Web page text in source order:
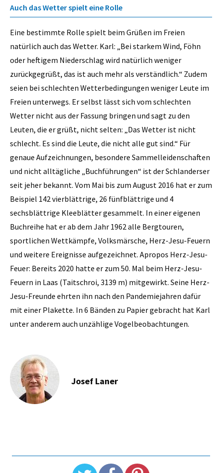
Auch das Wetter spielt eine Rolle
Eine bestimmte Rolle spielt beim Grüßen im Freien
natürlich auch das Wetter. Karl: „Bei starkem Wind, Föhn
oder heftigem Niederschlag wird natürlich weniger
zurückgegrüßt, das ist auch mehr als verständlich.“ Zudem
seien bei schlechten Wetterbedingungen weniger Leute im
Freien unterwegs. Er selbst lässt sich vom schlechten
Wetter nicht aus der Fassung bringen und sagt zu den
Leuten, die er grüßt, nicht selten: „Das Wetter ist nicht
schlecht. Es sind die Leute, die nicht alle gut sind.“ Für
genaue Aufzeichnungen, besondere Sammelleidenschaften
und nicht alltägliche „Buchführungen“ ist der Schlanderser
seit jeher bekannt. Vom Mai bis zum August 2016 hat er zum
Beispiel 142 vierblättrige, 26 fünfblättrige und 4
sechsblättrige Kleeblätter gesammelt. In einer eigenen
Buchreihe hat er ab dem Jahr 1962 alle Bergtouren,
sportlichen Wettkämpfe, Volksmärsche, Herz-Jesu-Feuern
und weitere Ereignisse aufgezeichnet. Apropos Herz-Jesu-
Feuer: Bereits 2020 hatte er zum 50. Mal beim Herz-Jesu-
Feuern in Laas (Taitschroi, 3139 m) mitgewirkt. Seine Herz-
Jesu-Freunde ehrten ihn nach den Pandemiejahren dafür
mit einer Plakette. In 6 Bänden zu Papier gebracht hat Karl
unter anderem auch unzählige Vogelbeobachtungen.
Josef Laner